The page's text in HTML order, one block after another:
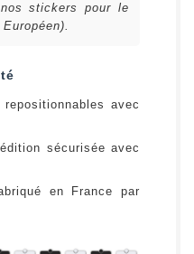
nos stickers pour le
avec
sécurisée avec
en France par